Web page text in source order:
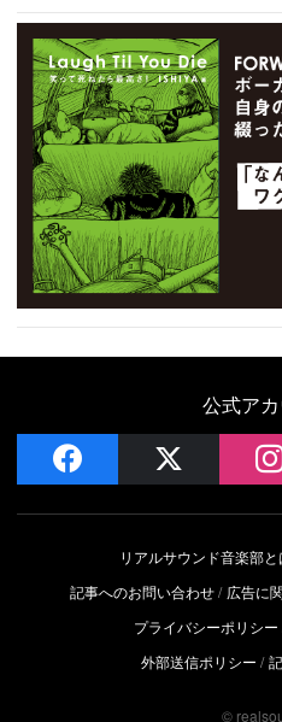
公式ア
facebook
リアルサウンド音楽部と
記事へのお問い合わせ
広告に
プライバシーポリシー
外部送信ポリシー
©